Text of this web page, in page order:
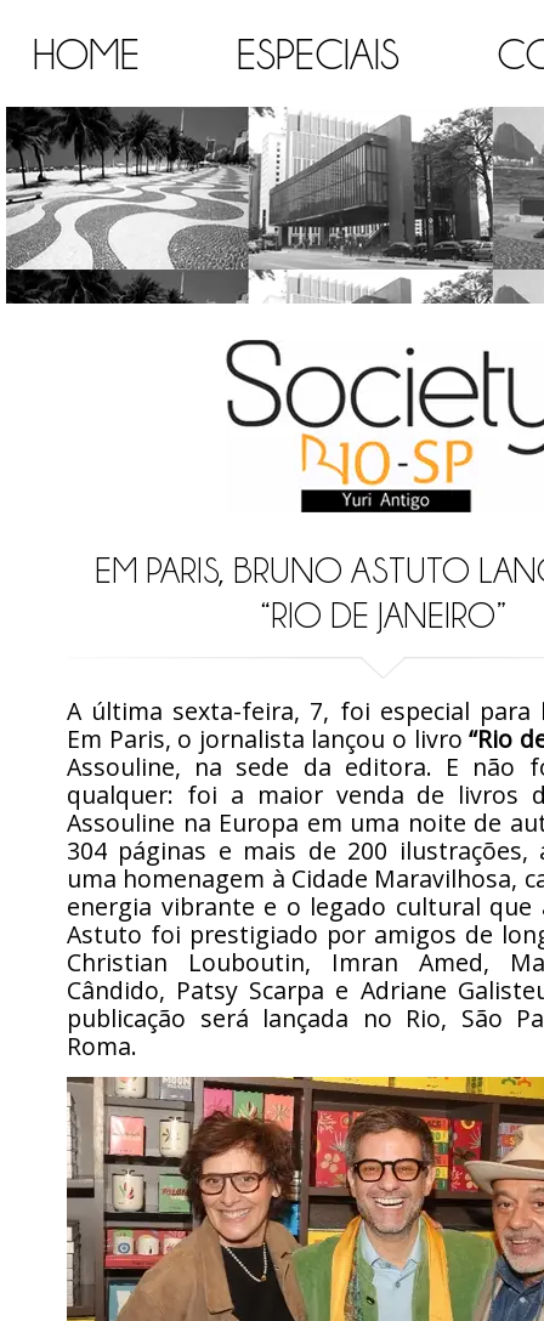
HOME ESPECIAIS
EM PARIS, BRUNO ASTUTO
“RIO DE JANEIRO”
A última sexta-feira, 7, foi especial para
Em Paris, o jornalista lançou o livro“Rio
Assouline, na sede da editora. E não
qualquer: foi a maior venda de livros
Assouline na Europa em uma noite de
304 páginas e mais de 200
uma homenagem à Cidade Maravilhosa,
energia vibrante e o legado cultural que
Astuto foi prestigiado por amigos de
Christian Louboutin, Imran Amed,
Cândido, Patsy Scarpa e Adriane
publicação será lançada no Rio, São
Roma.